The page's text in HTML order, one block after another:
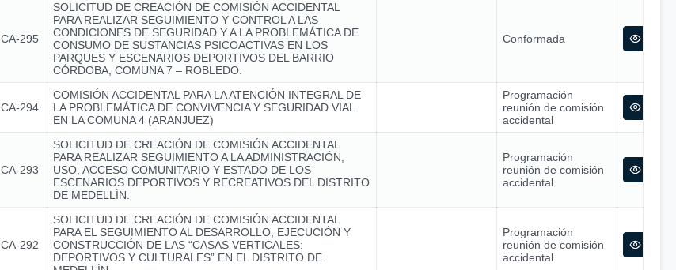
CA-295
SOLICITUD DE CREACIÓN DE COMISIÓN ACCIDENTAL
PARA REALIZAR SEGUIMIENTO Y CONTROL A LAS
CONDICIONES DE SEGURIDAD Y A LA PROBLEMÁTICA DE
CONSUMO DE SUSTANCIAS PSICOACTIVAS EN LOS
PARQUES Y ESCENARIOS DEPORTIVOS DEL BARRIO
CÓRDOBA, COMUNA 7 – ROBLEDO.
Conformada
CA-294
COMISIÓN ACCIDENTAL PARA LA ATENCIÓN INTEGRAL DE
LA PROBLEMÁTICA DE CONVIVENCIA Y SEGURIDAD VIAL
EN LA COMUNA 4 (ARANJUEZ)
Programación
reunión de comisión
accidental
CA-293
SOLICITUD DE CREACIÓN DE COMISIÓN ACCIDENTAL
PARA REALIZAR SEGUIMIENTO A LA ADMINISTRACIÓN,
USO, ACCESO COMUNITARIO Y ESTADO DE LOS
ESCENARIOS DEPORTIVOS Y RECREATIVOS DEL DISTRITO
DE MEDELLÍN.
Programación
reunión de comisión
accidental
CA-292
SOLICITUD DE CREACIÓN DE COMISIÓN ACCIDENTAL
PARA EL SEGUIMIENTO AL DESARROLLO, EJECUCIÓN Y
CONSTRUCCIÓN DE LAS “CASAS VERTICALES:
DEPORTIVOS Y CULTURALES” EN EL DISTRITO DE
Programación
reunión de comisión
accidental